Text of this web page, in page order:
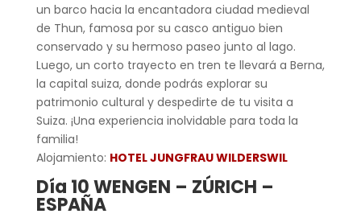
un barco hacia la encantadora ciudad medieval
de Thun, famosa por su casco antiguo bien
conservado y su hermoso paseo junto al lago.
Luego, un corto trayecto en tren te llevará a Berna,
la capital suiza, donde podrás explorar su
patrimonio cultural y despedirte de tu visita a
Suiza. ¡Una experiencia inolvidable para toda la
familia!
Alojamiento: HOTEL JUNGFRAU WILDERSWIL
Día 10 WENGEN – ZÚRICH –
ESPAÑA